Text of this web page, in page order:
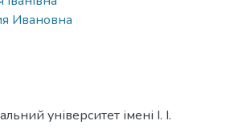
Ивановна
університет імені І. І.